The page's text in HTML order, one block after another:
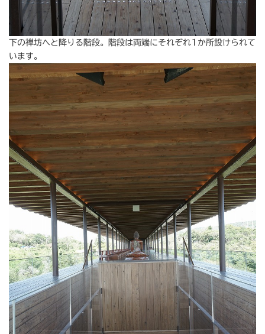
下の禅坊へと降りる階段。階段は両端にそれぞれ1か所設けられて
います。